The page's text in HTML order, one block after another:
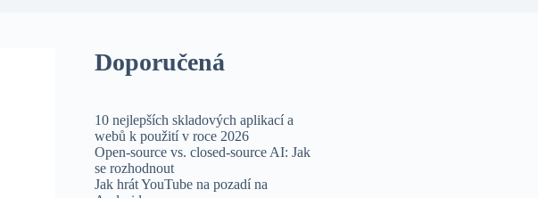
Doporučená
10 nejlepších skladových aplikací a
webů k použití v roce 2026
Open-source vs. closed-source AI: Jak
se rozhodnout
Jak hrát YouTube na pozadí na